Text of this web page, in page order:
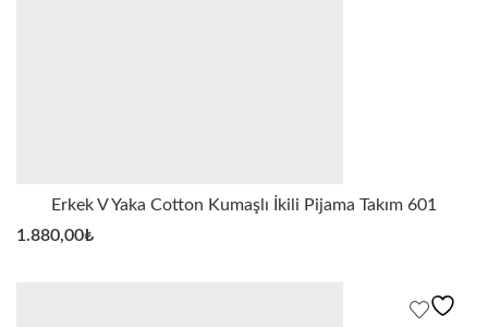
Erkek V Yaka Cotton Kumaşlı İkili Pijama Takım 601
1.880,00₺